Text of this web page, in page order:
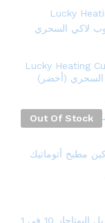
Lucky Heating
(أخضر)
Out Of Stock
مطبخ أتوماتيك